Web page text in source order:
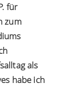
für
zum
als
habe ich